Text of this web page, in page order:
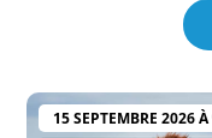
15 SEPTEMBRE 2026